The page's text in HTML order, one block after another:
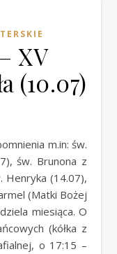
XV
(10.07)
św. Brunona z
Henryka (14.07),
(Matki Bożej
miesiąca. O
(kółka z
o 17:15 –